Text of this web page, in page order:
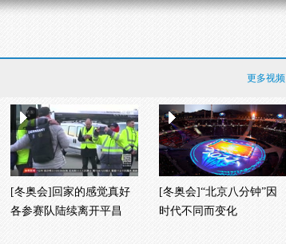
更多视频
[冬奥会]回家的感觉真好
各参赛队陆续离开平昌
[冬奥会]“北京八分钟”因
时代不同而变化